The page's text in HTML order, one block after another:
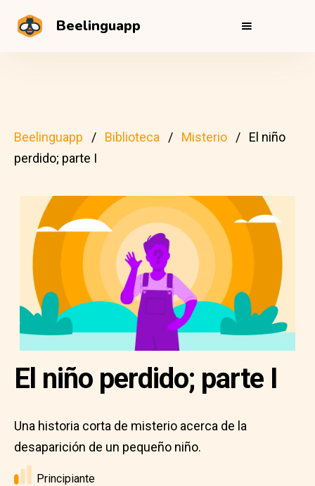
Beelinguapp
Beelinguapp Biblioteca Misterio
El niño
perdido; parte I
El niño perdido; parte I
Una historia corta de misterio acerca de la
desaparición de un pequeño niño.
Principiante